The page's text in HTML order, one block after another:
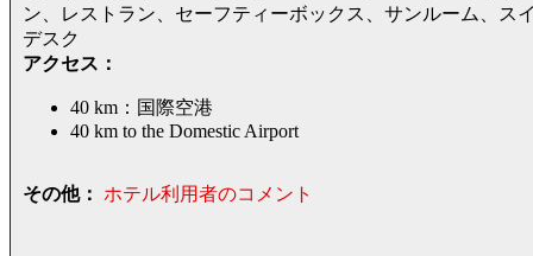
ン、レストラン、セーフティーボックス、サンルーム、ス
デスク
アクセス：
40 km：国際空港
40 km to the Domestic Airport
その他： ホテル利用者のコメント